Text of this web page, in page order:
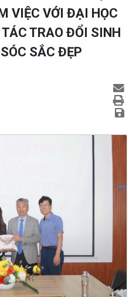
VIỆC VỚI ĐẠI HỌC
TRAO ĐỔI SINH
SẮC ĐẸP